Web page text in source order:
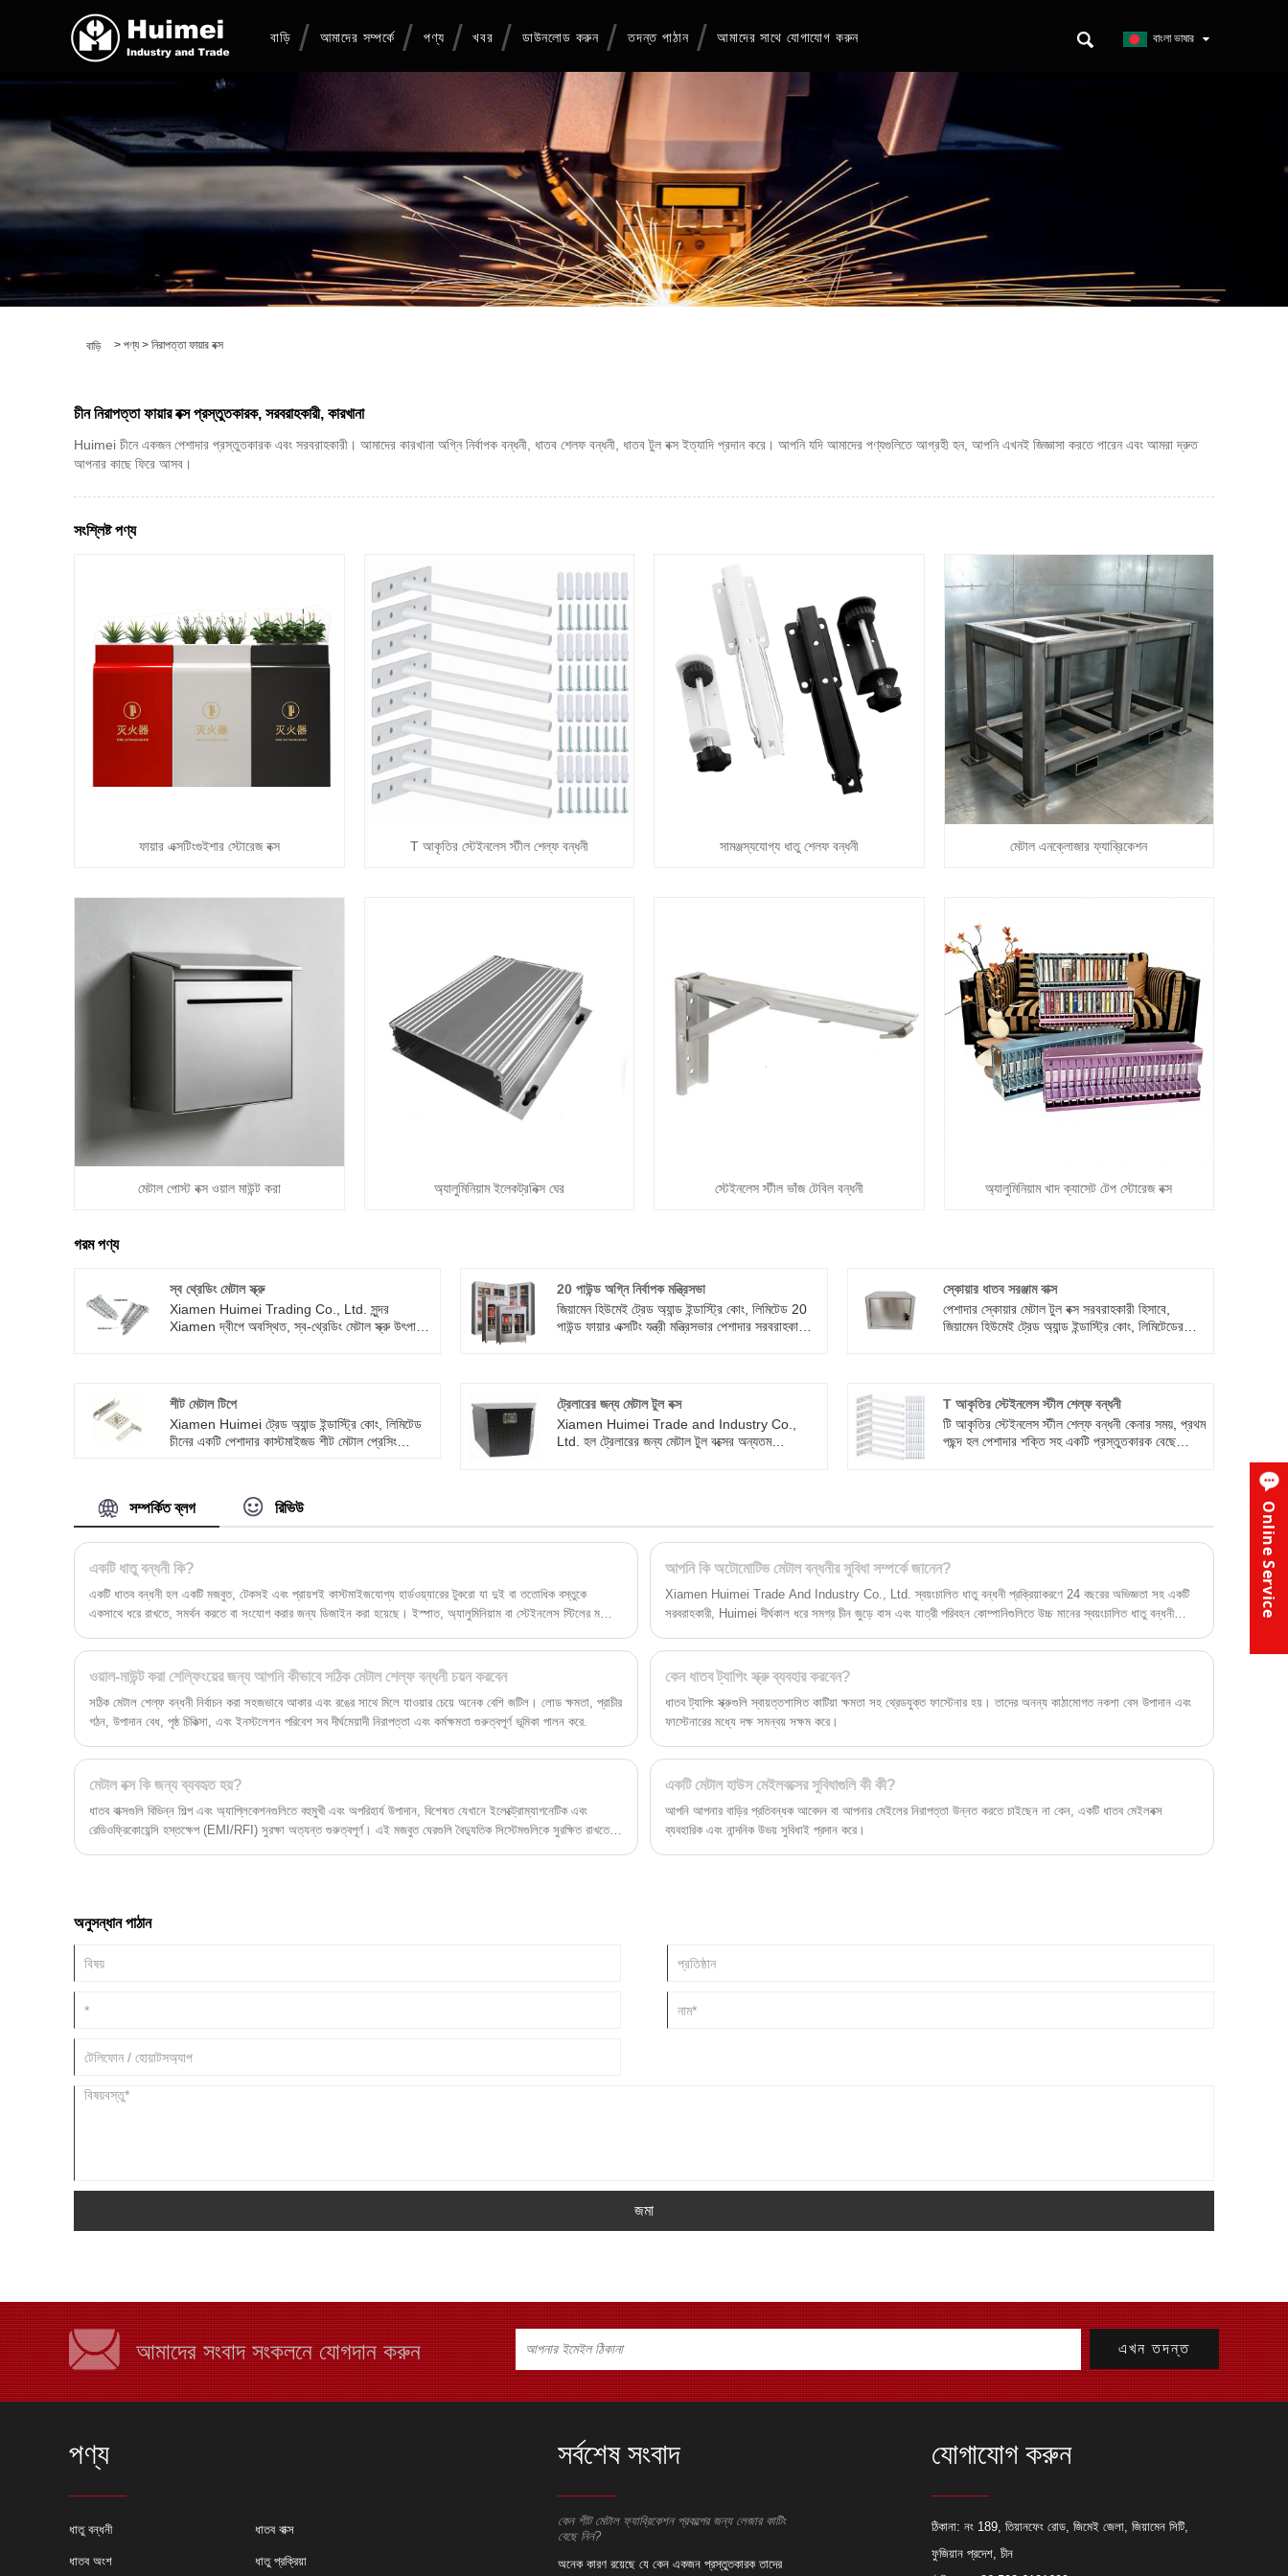
বাড়ি আমাদের সম্পর্কে পণ্য খবর ডাউনলোড করুন তদন্ত পাঠান আমাদের সাথে যোগাযোগ করুন বাংলা ভাষার
বাড়ি > পণ্য > নিরাপত্তা ফায়ার বক্স
চীন নিরাপত্তা ফায়ার বক্স প্রস্তুতকারক, সরবরাহকারী, কারখানা
Huimei চীনে একজন পেশাদার প্রস্তুতকারক এবং সরবরাহকারী। আমাদের কারখানা অগ্নি নির্বাপক বন্ধনী, ধাতব শেলফ বন্ধনী, ধাতব টুল বক্স ইত্যাদি প্রদান করে। আপনি যদি আমাদের পণ্যগুলিতে আগ্রহী হন, আপনি এখনই জিজ্ঞাসা করতে পারেন এবং আমরা দ্রুত
আপনার কাছে ফিরে আসব।
সংশ্লিষ্ট পণ্য
ফায়ার এক্সটিংগুইশার স্টোরেজ বক্স T আকৃতির স্টেইনলেস স্টীল শেল্ফ বন্ধনী সামঞ্জস্যযোগ্য ধাতু শেলফ বন্ধনী মেটাল এনক্লোজার ফ্যাব্রিকেশন
মেটাল পোস্ট বক্স ওয়াল মাউন্ট করা অ্যালুমিনিয়াম ইলেকট্রনিক্স ঘের স্টেইনলেস স্টীল ভাঁজ টেবিল বন্ধনী অ্যালুমিনিয়াম খাদ ক্যাসেট টেপ স্টোরেজ বক্স
গরম পণ্য
স্ব থ্রেডিং মেটাল স্ক্রু
Xiamen Huimei Trading Co., Ltd. সুন্দর
Xiamen দ্বীপে অবস্থিত, স্ব-থ্রেডিং মেটাল স্ক্রু উৎপাদনে
আমাদের ওয়েবসাইট বুকমার্ক স্বাগতম.
20 পাউন্ড অগ্নি নির্বাপক মন্ত্রিসভা
জিয়ামেন হিউমেই ট্রেড অ্যান্ড ইন্ডাস্ট্রি কোং, লিমিটেড 20
পাউন্ড ফায়ার এক্সটিং যন্ত্রী মন্ত্রিসভার পেশাদার সরবরাহকারী।
স্কোয়ার ধাতব সরঞ্জাম বাক্স
পেশাদার স্কোয়ার মেটাল টুল বক্স সরবরাহকারী হিসাবে,
জিয়ামেন হিউমেই ট্রেড অ্যান্ড ইন্ডাস্ট্রি কোং, লিমিটেডের
আপনার আদর্শ পছন্দ বিশ্বাসের যোগ্য। ক্রয় স্বাগতম।
শীট মেটাল টিপে
Xiamen Huimei ট্রেড অ্যান্ড ইন্ডাস্ট্রি কোং, লিমিটেড
চীনের একটি পেশাদার কাস্টমাইজড শীট মেটাল প্রেসিং
প্যারামিটার উপাদান: লোহা/অ্যালুমিনিয়াম/স্টেইনলেস স্টীল/
পিতল সারফেস ফিনিস: পাউডার লেপ/গ্যালভানাইজিং/
অ্যানোডাইজিং রঙ: রাউল রঙের চার্ট অনুযায়ী আবেদন ক্ষেত্র:
সব ক্ষেত্রে ধাতু অংশ MOQ: 1000
ট্রেলারের জন্য মেটাল টুল বক্স
Xiamen Huimei Trade and Industry Co.,
Ltd. হল ট্রেলারের জন্য মেটাল টুল বক্সের অন্যতম
পারি।
T আকৃতির স্টেইনলেস স্টীল শেল্ফ বন্ধনী
টি আকৃতির স্টেইনলেস স্টীল শেল্ফ বন্ধনী কেনার সময়, প্রথম
পছন্দ হল পেশাদার শক্তি সহ একটি প্রস্তুতকারক বেছে
সম্পর্কিত ব্লগ রিভিউ
একটি ধাতু বন্ধনী কি?
একটি ধাতব বন্ধনী হল একটি মজবুত, টেকসই এবং প্রায়শই কাস্টমাইজযোগ্য হার্ডওয়্যারের টুকরো যা দুই বা ততোধিক বস্তুকে
একসাথে ধরে রাখতে, সমর্থন করতে বা সংযোগ করার জন্য ডিজাইন করা হয়েছে। ইস্পাত, অ্যালুমিনিয়াম বা স্টেইনলেস স্টিলের মতো
অ্যাপ্লিকেশনের জন্য বিভিন্ন আকার, আকার এবং কনফিগারেশনে আসে।
আপনি কি অটোমোটিভ মেটাল বন্ধনীর সুবিধা সম্পর্কে জানেন?
Xiamen Huimei Trade And Industry Co., Ltd. স্বয়ংচালিত ধাতু বন্ধনী প্রক্রিয়াকরণে 24 বছরের অভিজ্ঞতা সহ একটি
সরবরাহকারী, Huimei দীর্ঘকাল ধরে সমগ্র চীন জুড়ে বাস এবং যাত্রী পরিবহন কোম্পানিগুলিতে উচ্চ মানের স্বয়ংচালিত ধাতু বন্ধনী
Huimei নতুন বন্ধনী তৈরি করেছে যেগুলি আরও ব্যবহারিক এবং সাধারণ জনগণের জন্য উপযুক্ত, যা আপনাকে আপনার দৈনন্দিন জীবনে
আরও সুবিধা প্রদান করে। এখানে তিনটি নতুন স্বয়ংচালিত ধাতব বন্ধনী রয়েছে যা আমরা এই সপ্তাহে যুক্ত করেছি।
ওয়াল-মাউন্ট করা শেল্ফিংয়ের জন্য আপনি কীভাবে সঠিক মেটাল শেল্ফ বন্ধনী চয়ন করবেন
সঠিক মেটাল শেল্ফ বন্ধনী নির্বাচন করা সহজভাবে আকার এবং রঙের সাথে মিলে যাওয়ার চেয়ে অনেক বেশি জটিল। লোড ক্ষমতা, প্রাচীর
গঠন, উপাদান বেধ, পৃষ্ঠ চিকিত্সা, এবং ইনস্টলেশন পরিবেশ সব দীর্ঘমেয়াদী নিরাপত্তা এবং কর্মক্ষমতা গুরুত্বপূর্ণ ভূমিকা পালন করে.
কেন ধাতব ট্যাপিং স্ক্রু ব্যবহার করবেন?
ধাতব ট্যাপিং স্ক্রুগুলি স্বায়ত্তশাসিত কাটিয়া ক্ষমতা সহ থ্রেডযুক্ত ফাস্টেনার হয়। তাদের অনন্য কাঠামোগত নকশা বেস উপাদান এবং
ফাস্টেনারের মধ্যে দক্ষ সমন্বয় সক্ষম করে।
মেটাল বক্স কি জন্য ব্যবহৃত হয়?
ধাতব বাক্সগুলি বিভিন্ন শিল্প এবং অ্যাপ্লিকেশনগুলিতে বহুমুখী এবং অপরিহার্য উপাদান, বিশেষত যেখানে ইলেক্ট্রোম্যাগনেটিক এবং
রেডিওফ্রিকোয়েন্সি হস্তক্ষেপ (EMI/RFI) সুরক্ষা অত্যন্ত গুরুত্বপূর্ণ। এই মজবুত ঘেরগুলি বৈদ্যুতিক সিস্টেমগুলিকে সুরক্ষিত রাখতে,
একটি মেটাল হাউস মেইলবক্সের সুবিধাগুলি কী কী?
আপনি আপনার বাড়ির প্রতিবন্ধক আবেদন বা আপনার মেইলের নিরাপত্তা উন্নত করতে চাইছেন না কেন, একটি ধাতব মেইলবক্স
ব্যবহারিক এবং নান্দনিক উভয় সুবিধাই প্রদান করে।
অনুসন্ধান পাঠান
জমা
আমাদের সংবাদ সংকলনে যোগদান করুন
পণ্য
ধাতু বন্ধনী ধাতব বাক্স
ধাতব অংশ ধাতু প্রক্রিয়া
সর্বশেষ সংবাদ
কেন শীট মেটাল ফ্যাব্রিকেশন প্রকল্পের জন্য লেজার কাটিং
বেছে নিন?
অনেক কারণ রয়েছে যে কেন একজন প্রস্তুতকারক তাদের
কেন শীট মেটাল ফ্যাব্রিকেশন প্রকল্পের জন্য লেজার কাটিং
অনেক কারণ রয়েছে যে কেন একজন প্রস্তুতকারক তাদের
যোগাযোগ করুন
ঠিকানা: নং 189, তিয়ানফেং রোড, জিমেই জেলা, জিয়ামেন সিটি,
ফুজিয়ান প্রদেশ, চীন
Online Service